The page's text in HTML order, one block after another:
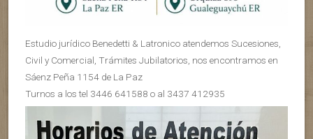
Estudio jurídico Benedetti & Latronico atendemos Sucesiones,
Civil y Comercial, Trámites Jubilatorios, nos encontramos en
Sáenz Peña 1154 de La Paz
Turnos a los tel 3446 641588 o al 3437 412935